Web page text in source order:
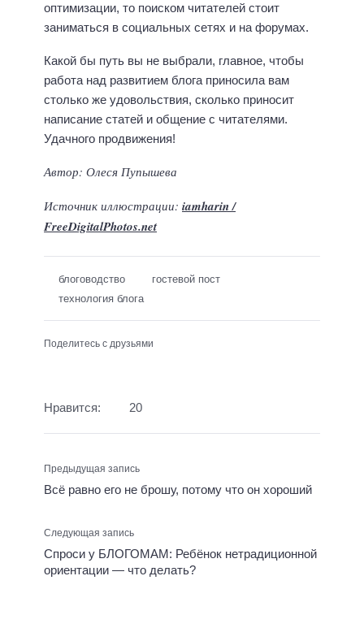
оптимизации, то поиском читателей стоит
заниматься в социальных сетях и на форумах.
Какой бы путь вы не выбрали, главное, чтобы
работа над развитием блога приносила вам
столько же удовольствия, сколько приносит
написание статей и общение с читателями.
Удачного продвижения!
Автор: Олеся Пупышева
Источник иллюстрации: iamharin /
FreeDigitalPhotos.net
блоговодство
гостевой пост
технология блога
Поделитесь с друзьями
Нравится: 20
Предыдущая запись
Всё равно его не брошу, потому что он хороший
Следующая запись
Спроси у БЛОГОМАМ: Ребёнок нетрадиционной
ориентации — что делать?